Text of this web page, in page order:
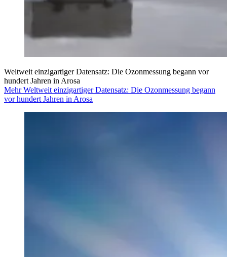
Weltweit einzigartiger Datensatz: Die Ozonmessung begann vor
hundert Jahren in Arosa
Mehr Weltweit einzigartiger Datensatz: Die Ozonmessung begann
vor hundert Jahren in Arosa